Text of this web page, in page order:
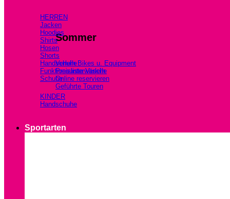
Sommer
Verleih Bikes u. Equipment
Preisliste Verleih
Online reservieren
Geführte Touren
HERREN
Jacken
Hoodies
Shirts
Hosen
Shorts
Handschuhe
Funktionsunterwäsche
Schuhe
KINDER
Handschuhe
Sportarten